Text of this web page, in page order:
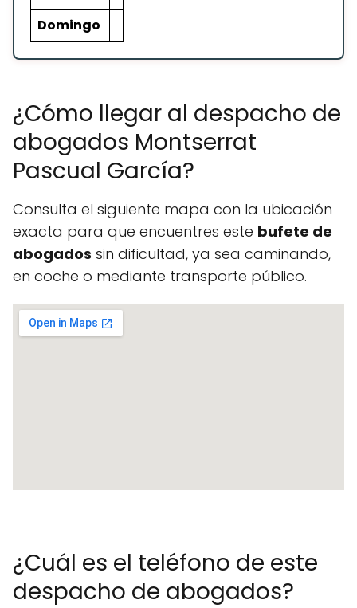
Domingo
¿Cómo llegar al despacho de
abogados Montserrat
Pascual García?
Consulta el siguiente mapa con la ubicación
exacta para que encuentres este bufete de
abogados sin dificultad, ya sea caminando,
en coche o mediante transporte público.
¿Cuál es el teléfono de este
despacho de abogados?